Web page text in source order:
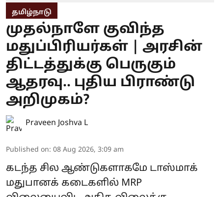
தமிழ்நாடு
முதல்நாளே குவிந்த
மதுப்பிரியர்கள் | அரசின்
திட்டத்துக்கு பெருகும்
ஆதரவு.. புதிய பிராண்டு
அறிமுகம்?
Praveen Joshva L
Published on: 08 Aug 2026, 3:09 am
கடந்த சில ஆண்டுகளாகமே டாஸ்மாக்
மதுபானக் கடைகளில் MRP